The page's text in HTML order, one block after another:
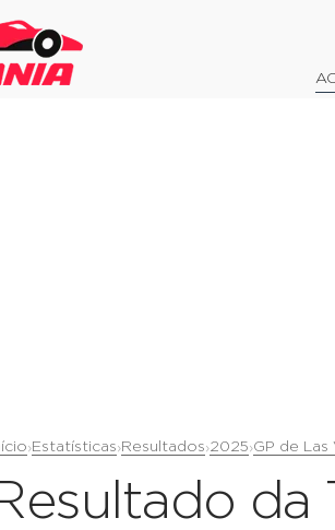
›Estatísticas›Resultados›2025›GP de Las
da